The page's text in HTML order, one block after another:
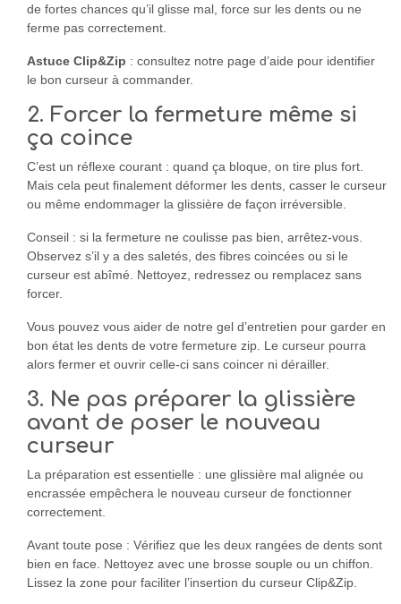
de fortes chances qu’il glisse mal, force sur les dents ou ne
ferme pas correctement.
Astuce Clip&Zip : consultez notre page d’aide pour identifier
le bon curseur à commander.
2. Forcer la fermeture même si
ça coince
C’est un réflexe courant : quand ça bloque, on tire plus fort.
Mais cela peut finalement déformer les dents, casser le curseur
ou même endommager la glissière de façon irréversible.
Conseil : si la fermeture ne coulisse pas bien, arrêtez-vous.
Observez s’il y a des saletés, des fibres coincées ou si le
curseur est abîmé. Nettoyez, redressez ou remplacez sans
forcer.
Vous pouvez vous aider de notre gel d’entretien pour garder en
bon état les dents de votre fermeture zip. Le curseur pourra
alors fermer et ouvrir celle-ci sans coincer ni dérailler.
3. Ne pas préparer la glissière
avant de poser le nouveau
curseur
La préparation est essentielle : une glissière mal alignée ou
encrassée empêchera le nouveau curseur de fonctionner
correctement.
Avant toute pose : Vérifiez que les deux rangées de dents sont
bien en face. Nettoyez avec une brosse souple ou un chiffon.
Lissez la zone pour faciliter l’insertion du curseur Clip&Zip.